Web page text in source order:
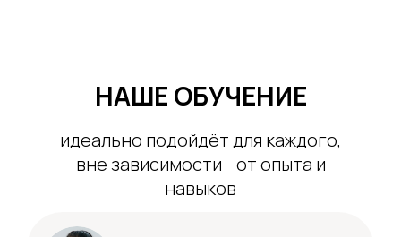
НАШЕ ОБУЧЕНИЕ
идеально подойдёт для каждого,
вне зависимости от опыта и
навыков